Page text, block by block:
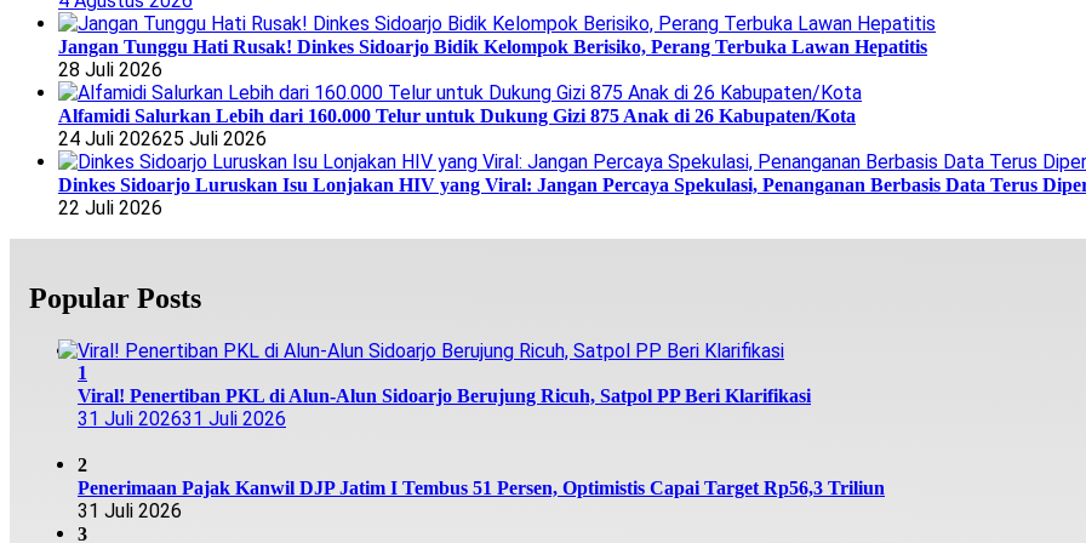
Jangan Tunggu Hati Rusak! Dinkes Sidoarjo Bidik Kelompok Berisiko, Perang Terbuka Lawan Hepatitis
28 Juli 2026
Alfamidi Salurkan Lebih dari 160.000 Telur untuk Dukung Gizi 875 Anak di 26 Kabupaten/Kota
24 Juli 202625 Juli 2026
Dinkes Sidoarjo Luruskan Isu Lonjakan HIV yang Viral: Jangan Percaya Spekulasi, Penanganan Berbasis Data Terus
22 Juli 2026
Popular Posts
1
Viral! Penertiban PKL di Alun-Alun Sidoarjo Berujung Ricuh, Satpol PP Beri Klarifikasi
31 Juli 202631 Juli 2026
2
Penerimaan Pajak Kanwil DJP Jatim I Tembus 51 Persen, Optimistis Capai Target Rp56,3 Triliun
31 Juli 2026
3